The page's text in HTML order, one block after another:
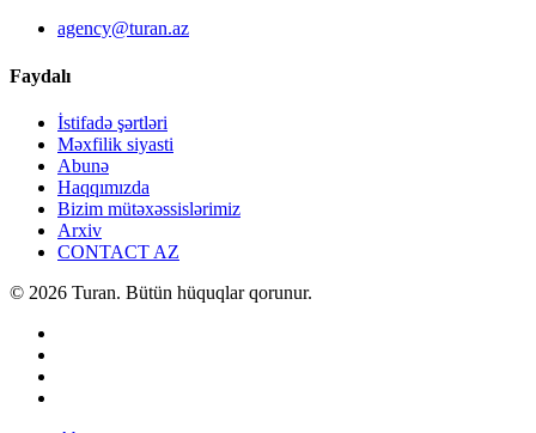
agency@turan.az
Faydalı
İstifadə şərtləri
Məxfilik siyasti
Abunə
Haqqımızda
Bizim mütəxəssislərimiz
Arxiv
CONTACT AZ
© 2026 Turan. Bütün hüquqlar qorunur.